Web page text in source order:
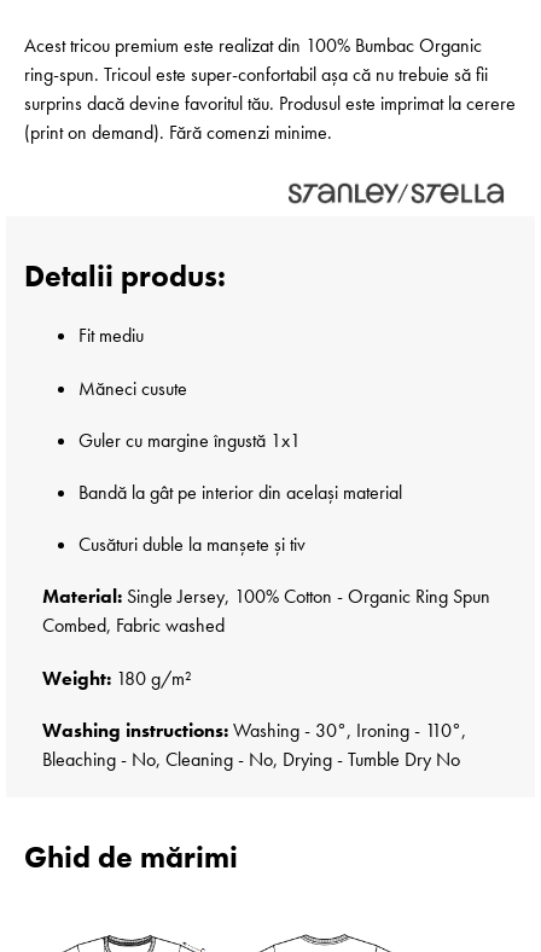
Acest tricou premium este realizat din 100% Bumbac Organic
ring-spun. Tricoul este super-confortabil așa că nu trebuie să fii
surprins dacă devine favoritul tău. Produsul este imprimat la cerere
(print on demand). Fără comenzi minime.
Detalii produs:
Fit mediu
Măneci cusute
Guler cu margine îngustă 1x1
Bandă la gât pe interior din același material
Cusături duble la manșete și tiv
Material: Single Jersey, 100% Cotton - Organic Ring Spun
Combed, Fabric washed
Weight: 180 g/m²
Washing instructions:Washing - 30°, Ironing - 110°,
Bleaching - No, Cleaning - No, Drying - Tumble Dry No
Ghid de mărimi